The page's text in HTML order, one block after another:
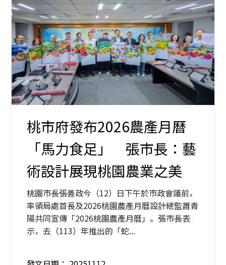
桃市府發布2026農產月曆
「馬力食足」 張市長：藝
術設計展現桃園農業之美
桃園市長張善政今（12）日下午於市政會議前，
率領局處首長及2026桃園農產月曆設計總監蕭青
陽共同宣傳「2026桃園農產月曆」。張市長表
示，去（113）年推出的「蛇...